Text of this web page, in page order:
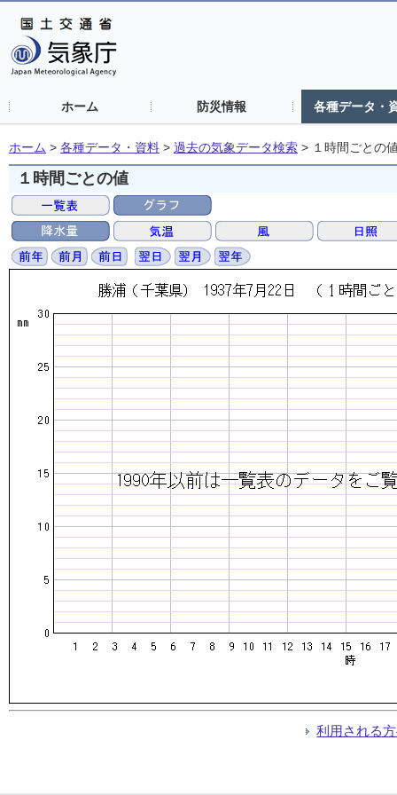
ホーム 防災情報 各種データ・
ホーム > 各種データ・資料 > 過去の気象データ検索 > １時間ごとの
１時間ごとの値
利用される